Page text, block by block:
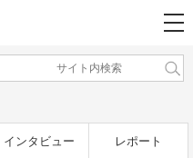
インタビュー レポート